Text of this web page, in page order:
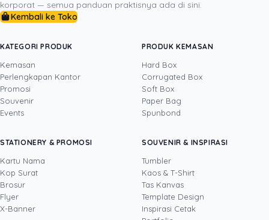
format materi loyalitas yang paling cocok untuk bisnis
Anda. Sentuhan kecil yang tepat sering menjadi alasan
Anda perkirakan.
DITULIS OLEH
dengan pengalaman lebih dari 15 tahun di
bidang keuangan dan operasional bisnis. Ia
menjaga dua sisi perusahaan sekaligus:
kesehatan finansial (arus kas, margin, strategi
harga) dan kelancaran operasional produksi di
industri percetakan serta kemasan B2B, dari
Lihat semua penulis
korporat — semua panduan praktisnya ada di sini.
Kembali ke Toko
KATEGORI PRODUK
Kemasan
Perlengkapan Kantor
Promosi
Souvenir
Events
PRODUK KEMASAN
Hard Box
Corrugated Box
Soft Box
Paper Bag
Spunbond
STATIONERY & PROMOSI
Kartu Nama
Kop Surat
Brosur
Flyer
X-Banner
SOUVENIR & INSPIRASI
Tumbler
Kaos & T-Shirt
Tas Kanvas
Template Design
Inspirasi Cetak